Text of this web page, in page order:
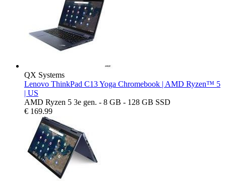
QX Systems
Lenovo ThinkPad C13 Yoga Chromebook | AMD Ryzen™ 5
| US
AMD Ryzen 5 3e gen. - 8 GB - 128 GB SSD
€ 169.99